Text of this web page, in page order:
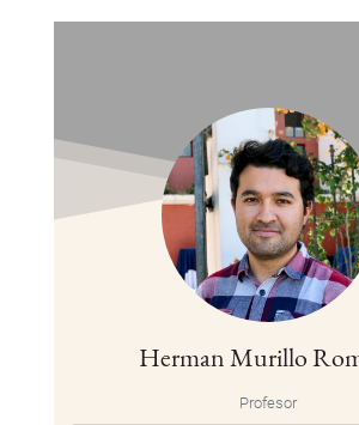
Herman Murillo
Profesor